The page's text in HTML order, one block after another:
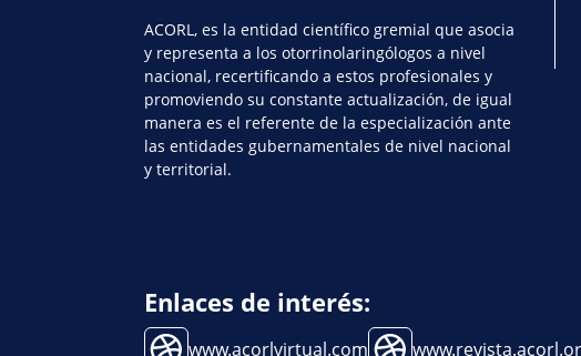
ACORL, es la entidad científico gremial que asocia
y representa a los otorrinolaringólogos a nivel
nacional, recertificando a estos profesionales y
promoviendo su constante actualización, de igual
manera es el referente de la especialización ante
las entidades gubernamentales de nivel nacional
y territorial.
Enlaces de interés:
www.acorlvirtual.com